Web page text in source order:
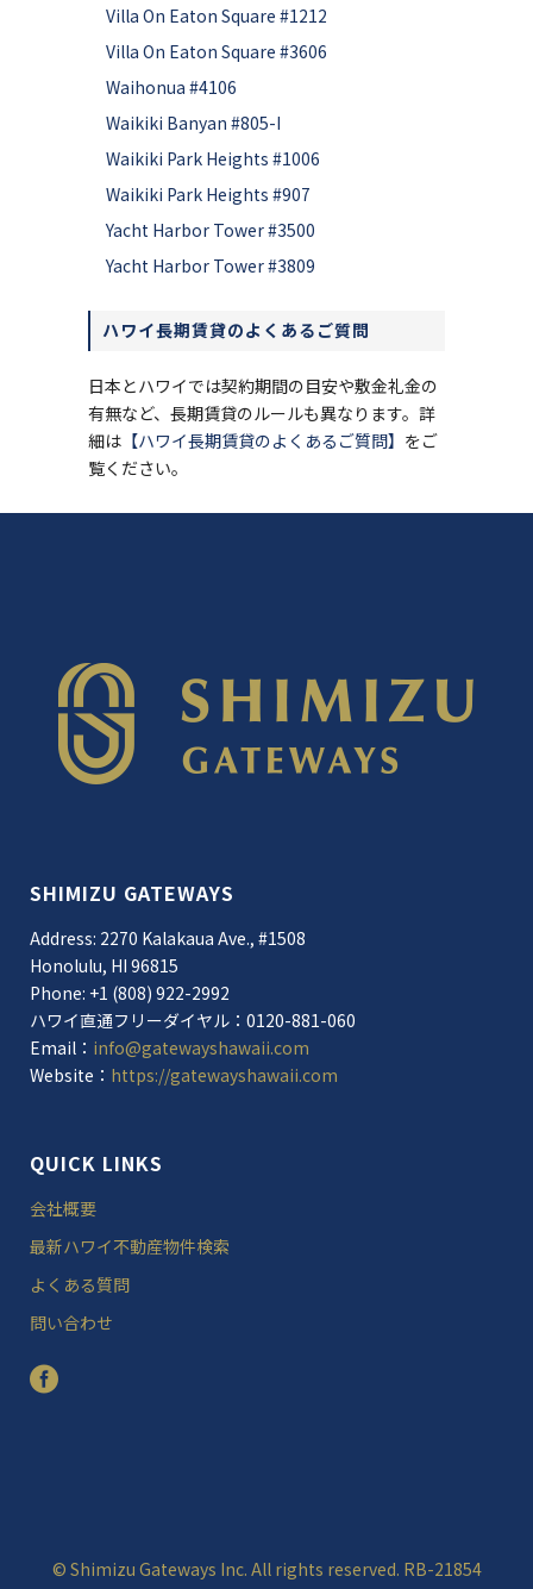
Villa On Eaton Square #1212
Villa On Eaton Square #3606
Waihonua #4106
Waikiki Banyan #805-I
Waikiki Park Heights #1006
Waikiki Park Heights #907
Yacht Harbor Tower #3500
Yacht Harbor Tower #3809
ハワイ長期賃貸のよくあるご質問
日本とハワイでは契約期間の目安や敷金礼金の
有無など、長期賃貸のルールも異なります。詳
細は 【ハワイ長期賃貸のよくあるご質問】 をご
覧ください。
SHIMIZU GATEWAYS
Address: 2270 Kalakaua Ave., #1508
Honolulu, HI 96815
Phone: +1 (808) 922-2992
ハワイ直通フリーダイヤル：0120-881-060
Email： info@gatewayshawaii.com
Website： https://gatewayshawaii.com
QUICK LINKS
会社概要
最新ハワイ不動産物件検索
よくある質問
問い合わせ
© Shimizu Gateways Inc. All rights reserved. RB-21854